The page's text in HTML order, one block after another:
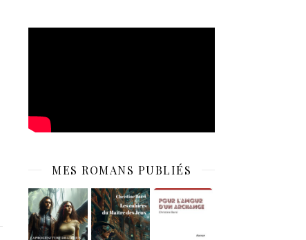
MES ROMANS PUBLIÉS